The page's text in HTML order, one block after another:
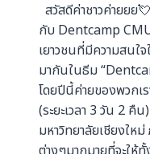
สวัสดีค่าชาวค่ายยย
กับ Dentcamp
เยาวชนที่มีความสนใ
มากันในธีม
โดยปีนี้ค่ายของพวกเ
(ระยะเวลา 3 วัน 2
มหาวิทยาลัยเชียงให